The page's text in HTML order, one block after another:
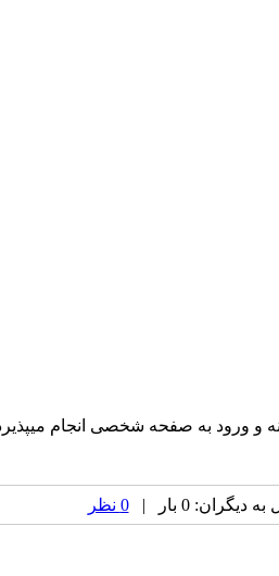
و ورود به صفحه شخصی انجام
0 بار | 0 نظر